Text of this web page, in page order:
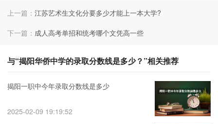
上一篇： 江苏艺术生文化分要多少才能上一本大学?
下一篇： 成人高考单招和统考哪个文凭高一些
与“揭阳华侨中学的录取分数线是多少？”相关推荐
揭阳一职中今年录取分数线是多少
2025-02-09 19:19:52